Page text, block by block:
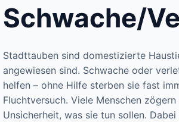
Schwache/
Stadttauben sind domestizierte
angewiesen sind. Schwache oder
helfen – ohne Hilfe sterben sie fast
Fluchtversuch. Viele Menschen
Unsicherheit, was sie tun sollen.